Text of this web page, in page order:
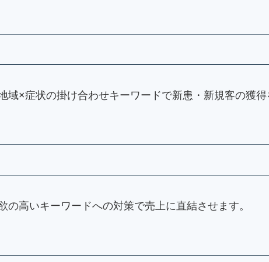
域×症状の掛け合わせキーワードで新患・新規客の獲得
の高いキーワードへの対策で売上に直結させます。